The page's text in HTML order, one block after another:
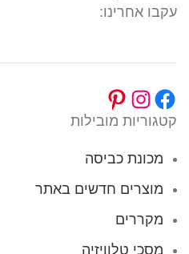
עקבו אחרינו:
קטגוריות מובילות
מכונת כביסה
מוצרים חדשים באתר
מקררים
מסכי טלוויזיה